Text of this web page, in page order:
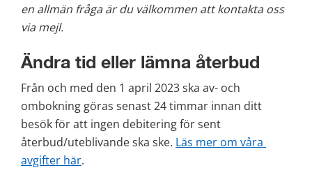
en allmän fråga är du välkommen att kontakta oss
via mejl.
Ändra tid eller lämna återbud
Från och med den 1 april 2023 ska av- och
ombokning göras senast 24 timmar innan ditt
besök för att ingen debitering för sent
återbud/uteblivande ska ske. Läs mer om våra
avgifter här.